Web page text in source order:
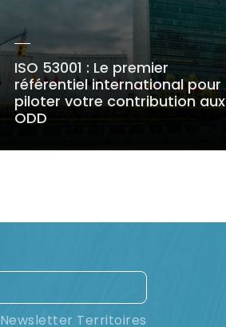
ISO 53001 : Le premier
référentiel international pour
piloter votre contribution aux
ODD
Newsletter Territoires